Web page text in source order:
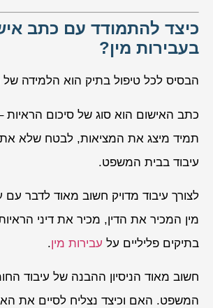
כיצד להתמודד עם כתב
בעבירות מין?
הבסיס לכל טיפול בתיק הוא הלמידה
כתב האישום הוא סוג של סיכום הראיות
תמיד מיצג את המציאות, לבטח שלא
עיבוד בבית המשפט.
לצורך עיבוד מדויק חשוב מאוד לדבר עם
מין המכיר את הדין, מכיר את דיני
בתיקים פליליים על עבירות מין.
חשוב מאוד הניסיון ההבנה של עיבוד
המשפט. האם וכיצד נצליח לסיים את